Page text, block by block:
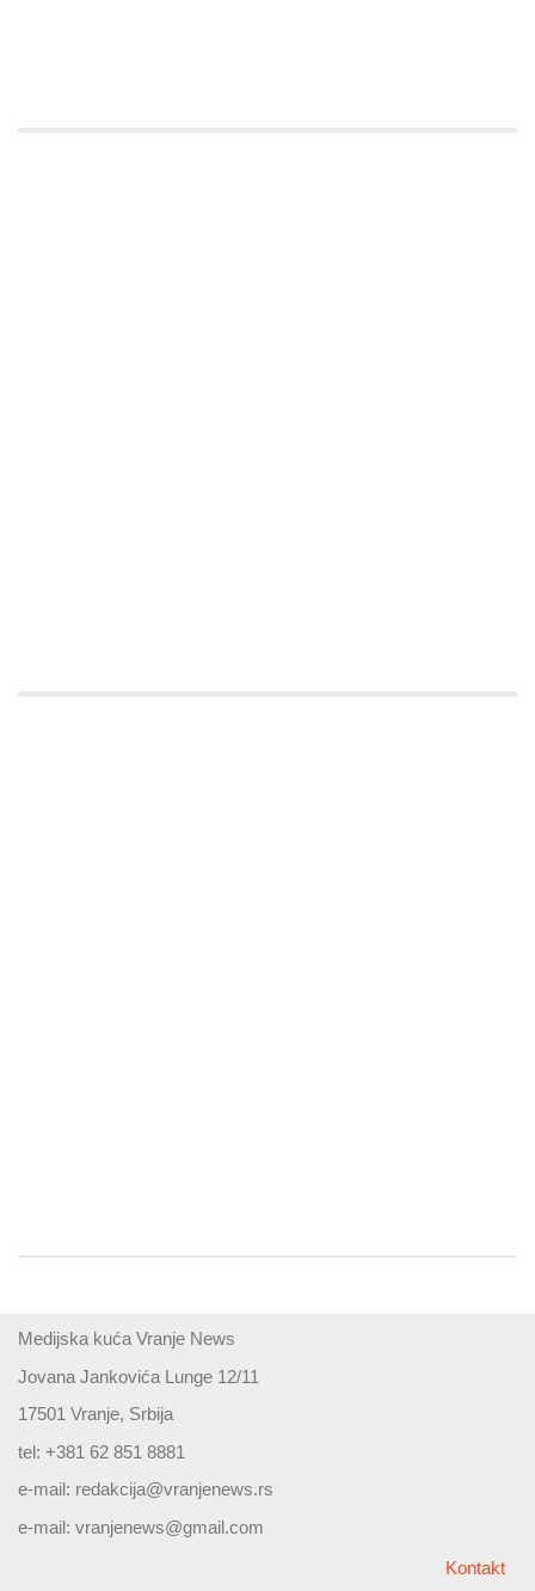
Medijska kuća Vranje News
Jovana Jankovića Lunge 12/11
17501 Vranje, Srbija
tel: +381 62 851 8881
e-mail: redakcija@vranjenews.rs
e-mail: vranjenews@gmail.com
Kontakt